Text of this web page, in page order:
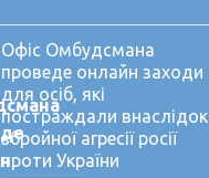
Офіс Омбудсмана
проведе онлайн заходи
для осіб, які
постраждали внаслідок
збройної агресії росії
проти України